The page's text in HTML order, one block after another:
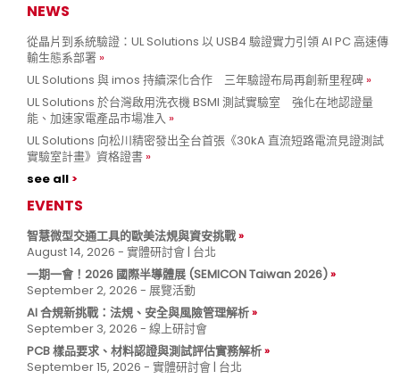
NEWS
從晶片到系統驗證：UL Solutions 以 USB4 驗證實力引領 AI PC 高速傳
輸生態系部署
UL Solutions 與 imos 持續深化合作 三年驗證布局再創新里程碑
UL Solutions 於台灣啟用洗衣機 BSMI 測試實驗室 強化在地認證量
能、加速家電產品市場准入
UL Solutions 向松川精密發出全台首張《30kA 直流短路電流見證測試
實驗室計畫》資格證書
see all
EVENTS
智慧微型交通工具的歐美法規與資安挑戰
August 14, 2026 - 實體研討會 | 台北
一期一會！2026 國際半導體展 (SEMICON Taiwan 2026)
September 2, 2026 - 展覽活動
AI 合規新挑戰：法規、安全與風險管理解析
September 3, 2026 - 線上研討會
PCB 樣品要求、材料認證與測試評估實務解析
September 15, 2026 - 實體研討會 | 台北